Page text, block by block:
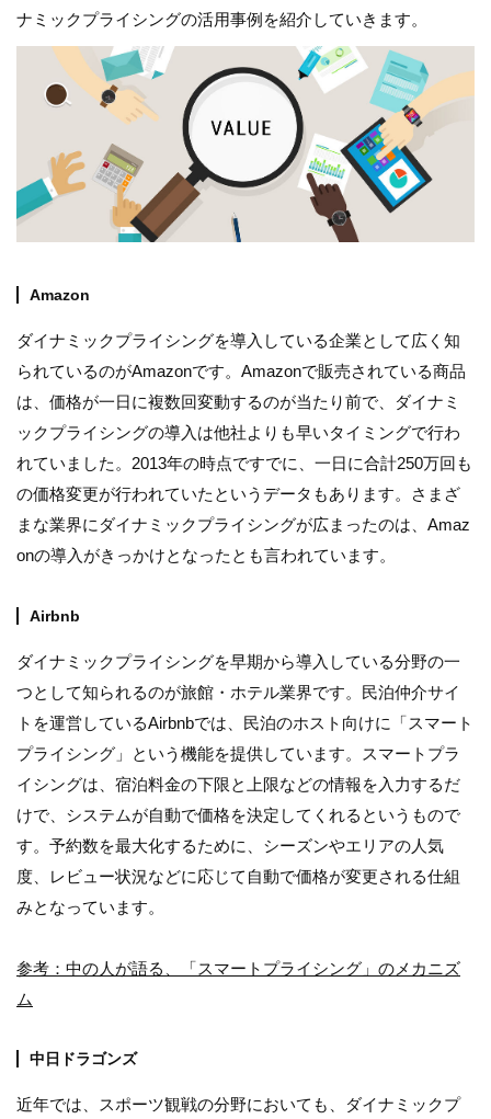
ナミックプライシングの活用事例を紹介していきます。
Amazon
ダイナミックプライシングを導入している企業として広く知
られているのがAmazonです。Amazonで販売されている商品
は、価格が一日に複数回変動するのが当たり前で、ダイナミ
ックプライシングの導入は他社よりも早いタイミングで行わ
れていました。2013年の時点ですでに、一日に合計250万回も
の価格変更が行われていたというデータもあります。さまざ
まな業界にダイナミックプライシングが広まったのは、Amaz
onの導入がきっかけとなったとも言われています。
Airbnb
ダイナミックプライシングを早期から導入している分野の一
つとして知られるのが旅館・ホテル業界です。民泊仲介サイ
トを運営しているAirbnbでは、民泊のホスト向けに「スマート
プライシング」という機能を提供しています。スマートプラ
イシングは、宿泊料金の下限と上限などの情報を入力するだ
けで、システムが自動で価格を決定してくれるというもので
す。予約数を最大化するために、シーズンやエリアの人気
度、レビュー状況などに応じて自動で価格が変更される仕組
みとなっています。
参考：中の人が語る、「スマートプライシング」のメカニズ
ム
中日ドラゴンズ
近年では、スポーツ観戦の分野においても、ダイナミックプ